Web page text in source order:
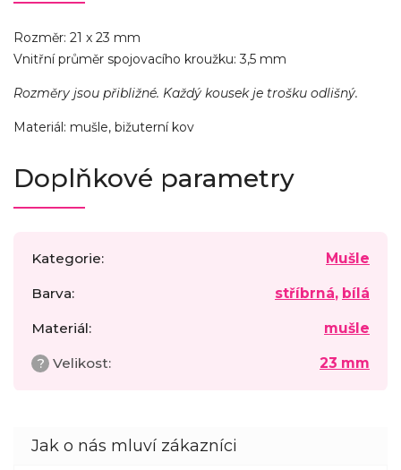
Rozměr: 21 x 23 mm
Vnitřní průměr spojovacího kroužku: 3,5 mm
Rozměry jsou přibližné. Každý kousek je trošku odlišný.
Materiál: mušle, bižuterní kov
Doplňkové parametry
Kategorie: Mušle
Barva: stříbrná, bílá
Materiál: mušle
? Velikost: 23 mm